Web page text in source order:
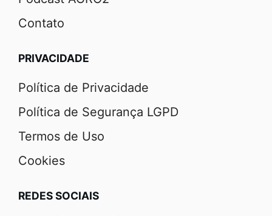
Contato
PRIVACIDADE
Política de Privacidade
Política de Segurança LGPD
Termos de Uso
Cookies
REDES SOCIAIS